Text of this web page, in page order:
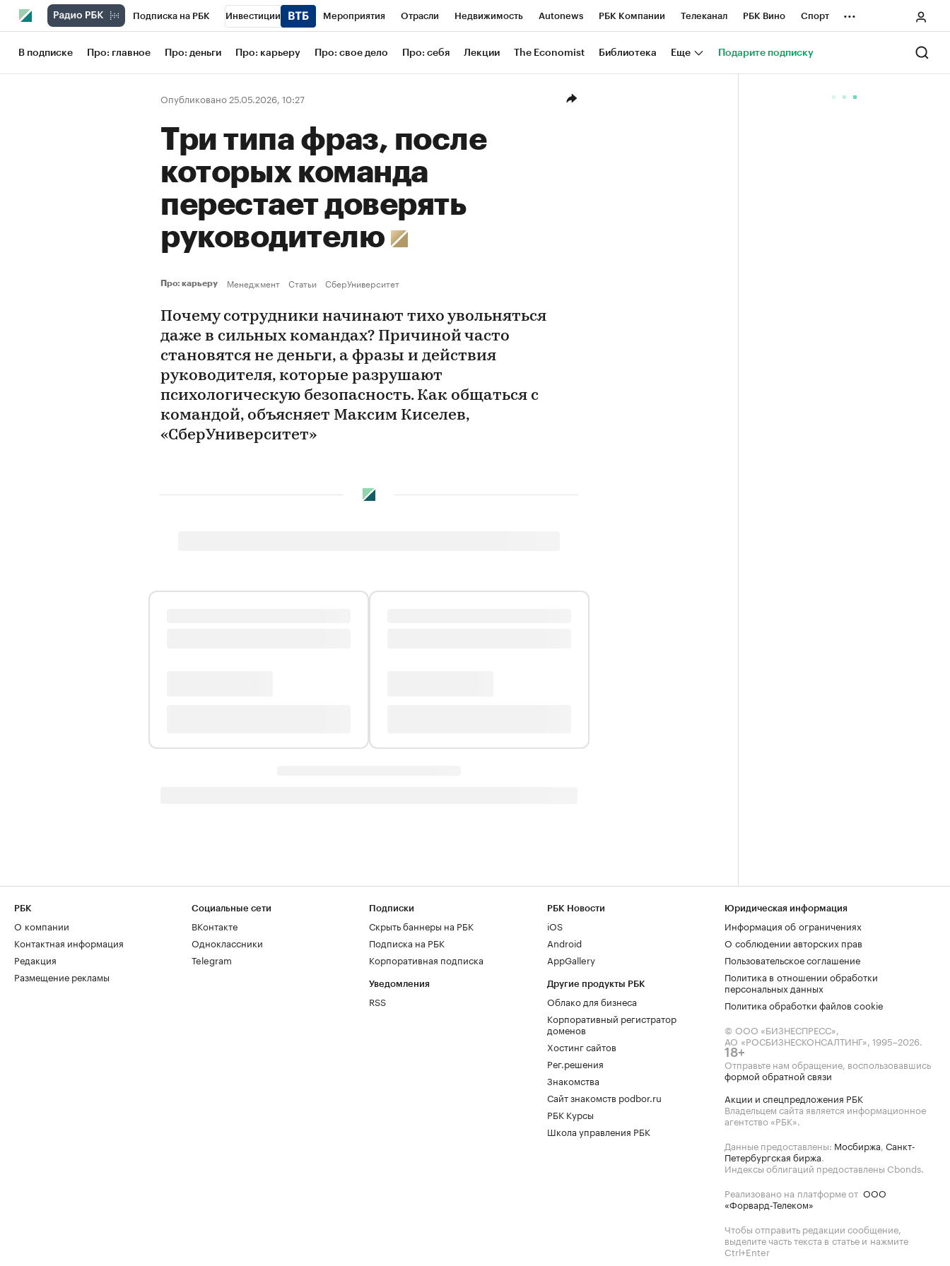
Подписка на РБК Инвестиции Мероприятия Отрасли Недвижимость Autonews РБК Компании Телеканал РБК Вино Спорт
Школа управления РБК РБК Образование РБК Life Тренды Визионеры Национальные проекты Город
Рынок наличной валюты
...
В подписке Про: главное Про: деньги Про: карьеру Про: свое дело Про: себя Лекции The Economist Библиотека Еще Подарите подписку
Опубликовано 25.05.2026, 10:27
Три типа фраз, после
которых команда
перестает доверять
руководителю
Про: карьеру Менеджмент Статьи СберУниверситет
Почему сотрудники начинают тихо увольняться
даже в сильных командах? Причиной часто
становятся не деньги, а фразы и действия
руководителя, которые разрушают
психологическую безопасность. Как общаться с
командой, объясняет Максим Киселев,
«СберУниверситет»
РБК
О компании
Контактная информация
Редакция
Размещение рекламы
Социальные сети
ВКонтакте
Одноклассники
Telegram
Подписки
Скрыть баннеры на РБК
Подписка на РБК
Корпоративная подписка
Уведомления
RSS
РБК Новости
iOS
Android
AppGallery
Другие продукты РБК
Облако для бизнеса
Корпоративный регистратор
доменов
Хостинг сайтов
Рег.решения
Знакомства
Сайт знакомств podbor.ru
РБК Курсы
Школа управления РБК
Юридическая информация
Информация об ограничениях
О соблюдении авторских прав
Пользовательское соглашение
Политика в отношении обработки
персональных данных
Политика обработки файлов cookie
© ООО «БИЗНЕСПРЕСС»,
АО «РОСБИЗНЕСКОНСАЛТИНГ», 1995–2026.
18+
Отправьте нам обращение, воспользовавшись
формой обратной связи
Акции и спецпредложения РБК
Владельцем сайта является информационное
агентство «РБК».
Данные предоставлены: Мосбиржа, Санкт-
Петербургская биржа.
Индексы облигаций предоставлены Cbonds.
Реализовано на платформе от ООО
«Форвард-Телеком»
Чтобы отправить редакции сообщение,
выделите часть текста в статье и нажмите
Ctrl+Enter